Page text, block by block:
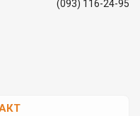
(093) 116-24-95